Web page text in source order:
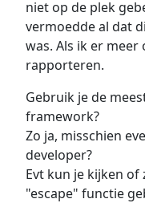
niet op de plek
vermoedde al dat
was. Als ik er
rapporteren.
Gebruik je de
framework?
Zo ja, misschien
developer?
Evt kun je kijken of
"escape" functie